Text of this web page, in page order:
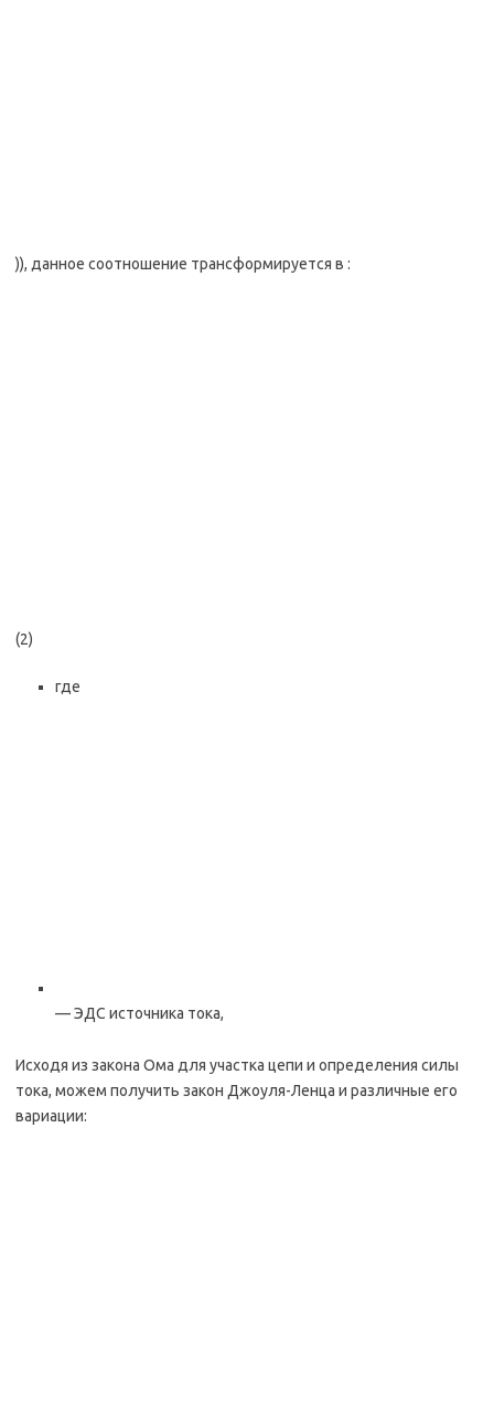
)), данное соотношение трансформируется в :
(2)
где
— ЭДС источника тока,
Исходя из закона Ома для участка цепи и определения силы
тока, можем получить закон Джоуля-Ленца и различные его
вариации: